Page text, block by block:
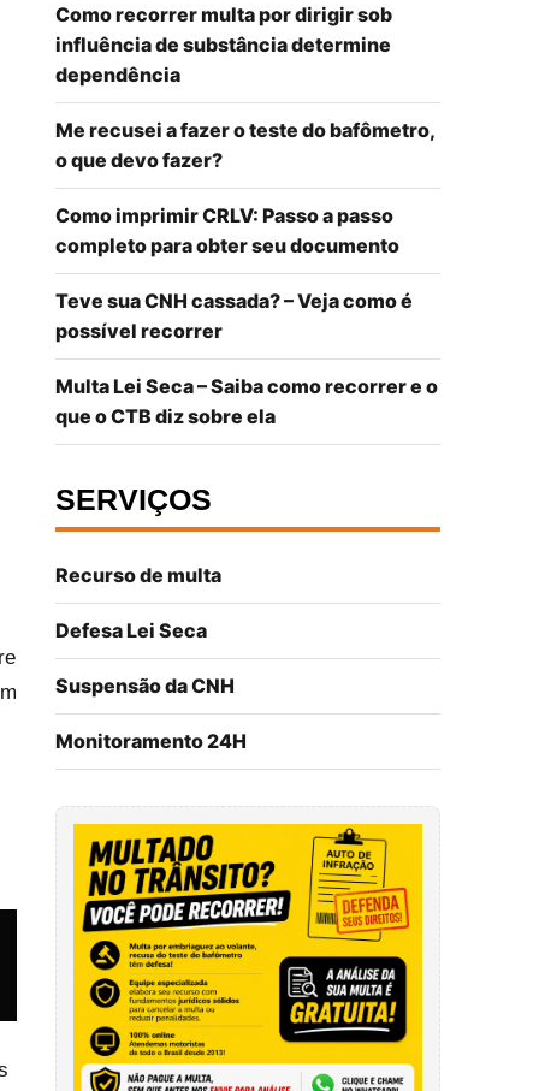
Como recorrer multa por dirigir sob
influência de substância determine
dependência
Me recusei a fazer o teste do bafômetro,
o que devo fazer?
Como imprimir CRLV: Passo a passo
completo para obter seu documento
Teve sua CNH cassada? – Veja como é
possível recorrer
Multa Lei Seca – Saiba como recorrer e o
que o CTB diz sobre ela
SERVIÇOS
Recurso de multa
Defesa Lei Seca
Suspensão da CNH
Monitoramento 24H